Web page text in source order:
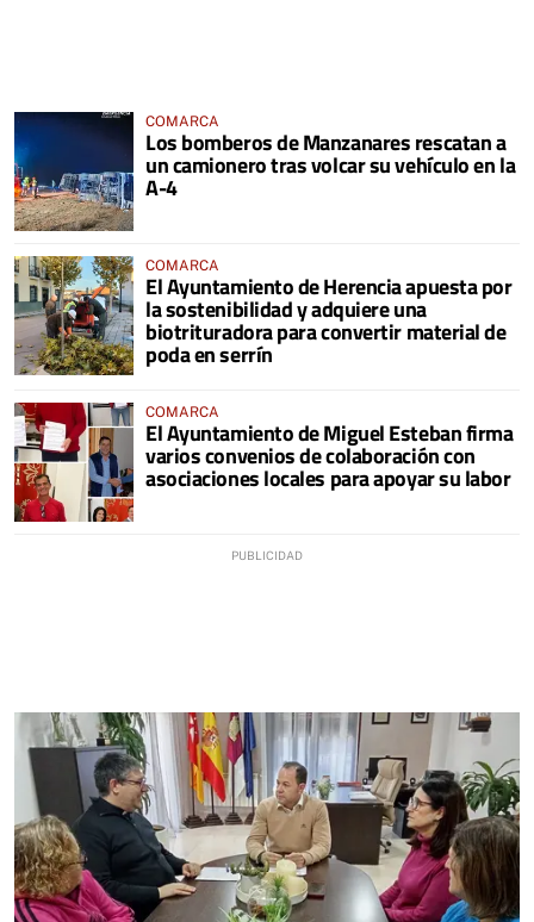
COMARCA
Los bomberos de Manzanares rescatan a
un camionero tras volcar su vehículo en la
A-4
COMARCA
El Ayuntamiento de Herencia apuesta por
la sostenibilidad y adquiere una
biotrituradora para convertir material de
poda en serrín
COMARCA
El Ayuntamiento de Miguel Esteban firma
varios convenios de colaboración con
asociaciones locales para apoyar su labor